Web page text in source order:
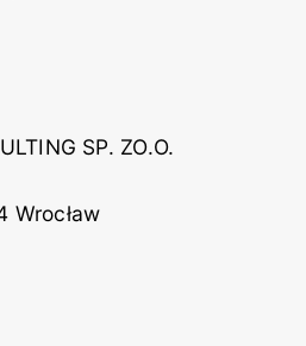
SP. ZO.O.
Wrocław